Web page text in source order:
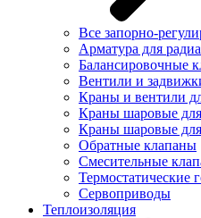
Все запорно-
Арматура для
Балансировочные
Вентили и
Краны и вентили
Краны шаровые
Краны шаровые для
Обратные клапаны
Смесительные
Термостатические
Сервоприводы
Теплоизоляция